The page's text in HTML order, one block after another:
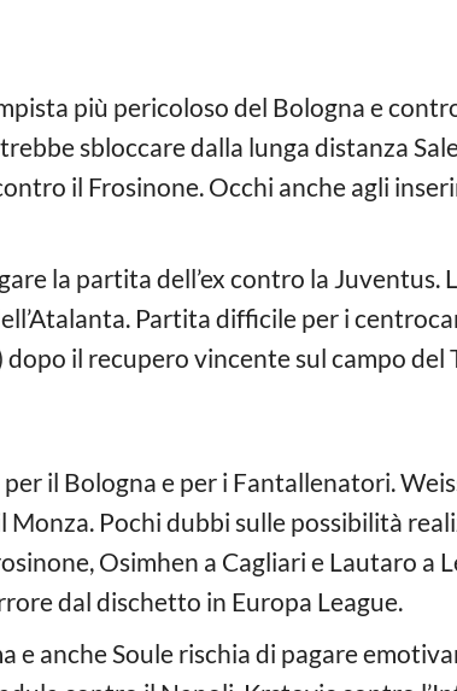
più pericoloso del Bologna e
sbloccare dalla lunga distanza
il Frosinone. Occhi anche agli
la partita dell’ex contro la Juventus.
Partita difficile per i
il recupero vincente sul campo del
il Bologna e per i Fantallenatori.
Pochi dubbi sulle possibilità
Osimhen a Cagliari e Lautaro a
dal dischetto in Europa League.
e anche Soule rischia di pagare